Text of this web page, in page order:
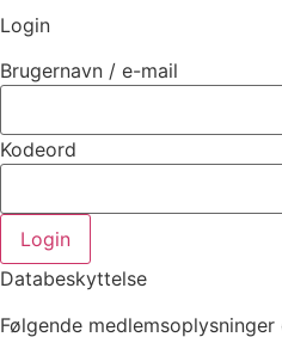
Login
Brugernavn / e-mail
Kodeord
Login
Databeskyttelse
Følgende